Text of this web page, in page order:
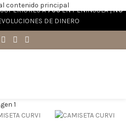
contenido principal
A70€EN PENÍNSULA |NO
DE DINERO